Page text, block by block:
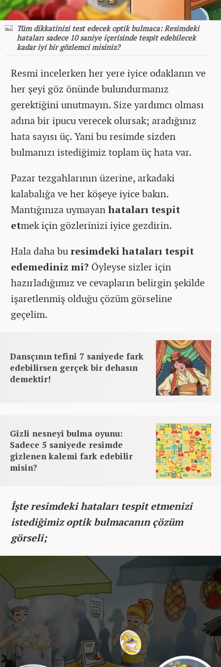
Tüm dikkatinizi test edecek optik bulmaca: Resimdeki
hataları sadece 10 saniye içerisinde tespit edebilecek
kadar iyi bir gözlemci misiniz?
Resmi incelerken her yere iyice odaklanın ve
her şeyi göz önünde bulundurmanız
gerektiğini unutmayın. Size yardımcı olması
adına bir ipucu verecek olursak; aradığınız
hata sayısı üç. Yani bu resimde sizden
bulmanızı istediğimiz toplam üç hata var.
Pazar tezgahlarının üzerine, arkadaki
kalabalığa ve her köşeye iyice bakın.
Mantığınıza uymayanhataları tespit
etmek için gözlerinizi iyice gezdirin.
Hala daha buresimdeki hataları tespit
edemediniz mi? Öyleyse sizler için
hazırladığımız ve cevapların belirgin şekilde
işaretlenmiş olduğu çözüm görseline
geçelim.
Dansçının tefini 7 saniyede fark
edebilirsen gerçek bir dehasın
demektir!
Gizli nesneyi bulma oyunu:
Sadece 5 saniyede resimde
gizlenen kalemi fark edebilir
misin?
İşte resimdeki hataları tespit etmenizi
istediğimiz optik bulmacanın çözüm
görseli;